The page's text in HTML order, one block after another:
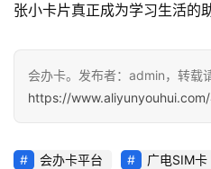
张小卡片真正成为学习生活的
会办卡。发布者：admin，转载
https://
会办卡平台 广电SIM卡